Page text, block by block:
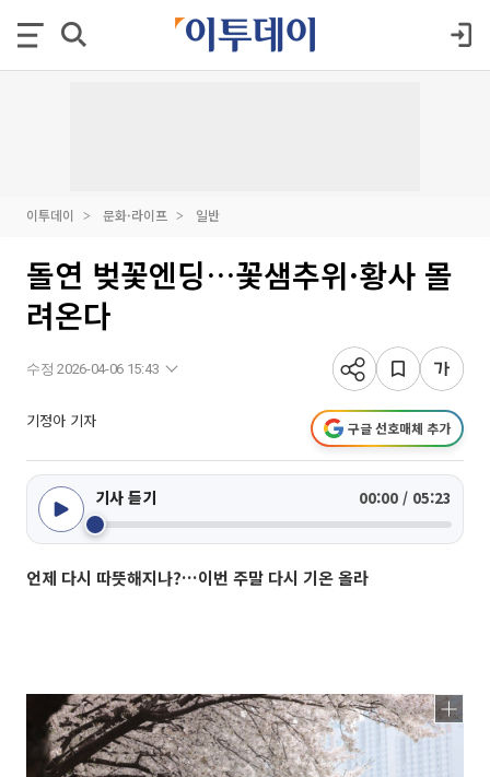
이투데이 문화·라이프 일반
돌연 벚꽃엔딩…꽃샘추위·황사 몰
려온다
수정 2026-04-06 15:43
기정아 기자 구글 선호매체 추가
기사 듣기 00:00 / 05:23
언제 다시 따뜻해지나?…이번 주말 다시 기온 올라